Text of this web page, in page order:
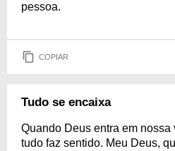
pessoa.
COPIAR
Tudo se encaixa
Quando Deus entra em nossa
tudo faz sentido. Meu Deus,